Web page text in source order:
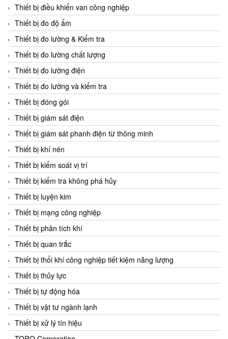
CEQUBE
CHAUVIN ARNOUX
Checkline
Chino
Chiyoda Seiki
Chiyoda-Tsusho
Chongqing Huaneng
Chromalox
ChuanYi
CIC
Clage
Clake Fololo
Clark Cooper
CMC Ventilazione
Coax Valves Inc
Codel
Cofimco
Coltraco
Comat Releco
Comax
COMETECH VietNam
Thiết bị điều khiển van công nghiệp
Thiết bị đo độ ẩm
Thiết bị đo lường & Kiểm tra
Thiết bị đo lường chất lượng
Thiết bị đo lường điện
Thiết bị đo lường và kiểm tra
Thiết bị đóng gói
Thiết bị giám sát điện
Thiết bị giám sát phanh điện từ thông minh
Thiết bị khí nén
Thiết bị kiểm soát vị trí
Thiết bị kiểm tra không phá hủy
Thiết bị luyện kim
Thiết bị mạng công nghiệp
Thiết bị phân tích khí
Thiết bị quan trắc
Thiết bị thổi khí công nghiệp tiết kiệm năng lượng
Thiết bị thủy lực
Thiết bị tự động hóa
Thiết bị vật tư ngành lạnh
Thiết bị xử lý tín hiệu